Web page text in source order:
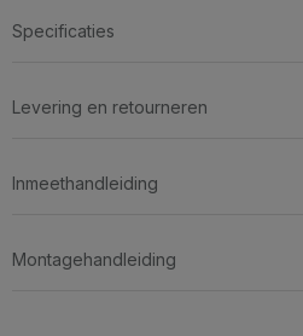
Specificaties
Levering en retourneren
Inmeethandleiding
Montagehandleiding